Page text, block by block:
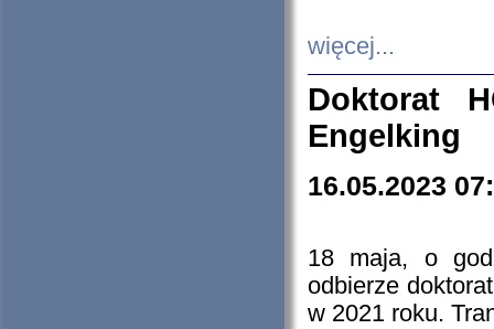
więcej...
Doktorat
Engelking
16.05.2023
18 maja, o
odbierze
w 2021 roku.